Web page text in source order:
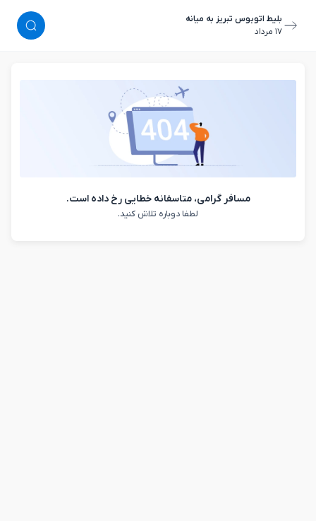
بلیط اتوبوس تبریز به میانه
١٧ مرداد
مسافر گرامی، متاسفانه خطایی رخ داده است.
لطفا دوباره تلاش کنید.